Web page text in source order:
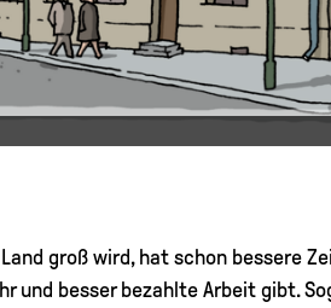
groß wird, hat schon bessere
besser bezahlte Arbeit gibt.